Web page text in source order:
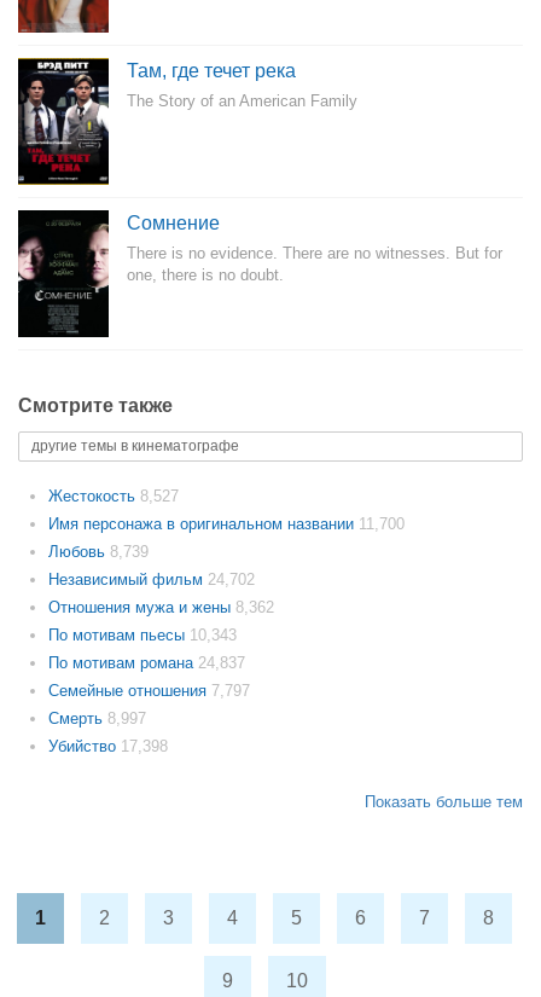
Там, где течет река
The Story of an American Family
Сомнение
There is no evidence. There are no witnesses. But for
one, there is no doubt.
Смотрите также
другие темы в кинематографе
Жестокость 8,527
Имя персонажа в оригинальном названии 11,700
Любовь 8,739
Независимый фильм 24,702
Отношения мужа и жены 8,362
По мотивам пьесы 10,343
По мотивам романа 24,837
Семейные отношения 7,797
Смерть 8,997
Убийство 17,398
Показать больше тем
1 2 3 4 5 6 7 8
9 10